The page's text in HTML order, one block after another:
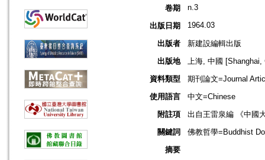
卷期
n.3
出版日期 1964.03
出版者
新建設編輯出版
出版地
上海, 中國 [Shanghai,
資料類型
期刊論文=Journal
使用語言
中文=Chinese
附註項
出自王雷泉編 《中國
關鍵詞
佛教哲學=Buddhist
摘要